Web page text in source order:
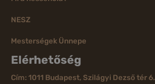
NESZ
Mesterségek Ünnepe
Elérhetőség
Cím: 1011 Budapest, Szilágyi Dezső tér 6.